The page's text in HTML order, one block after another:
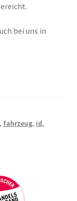
bei uns in
fahrzeug, id,